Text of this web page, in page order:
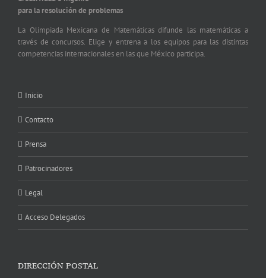
para la resolución de problemas
La Olimpiada Mexicana de Matemáticas difunde las matemáticas a
través de concursos. Elige y entrena a los equipos para las distintas
competencias internacionales en las que México participa.
Inicio
Contacto
Prensa
Patrocinadores
Legal
Acceso Delegados
DIRECCIÓN POSTAL